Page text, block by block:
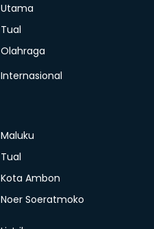
Utama
Tual
Olahraga
Internasional
Maluku
Tual
Kota Ambon
Noer Soeratmoko